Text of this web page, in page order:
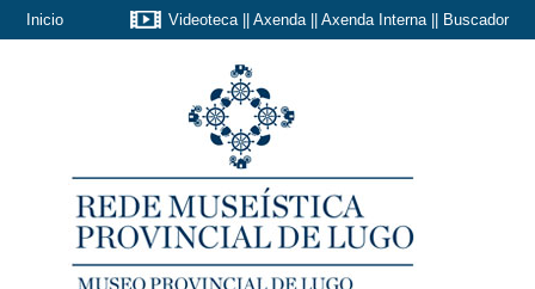
Inicio Videoteca|| Axenda|| Axenda Interna|| Buscador